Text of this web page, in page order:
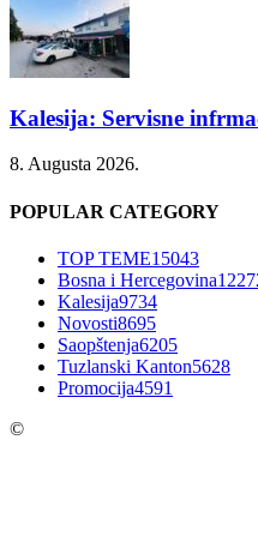
Kalesija: Servisne
8. Augusta 2026.
POPULAR CATEGORY
TOP TEME15043
Bosna i Hercegovina
Kalesija9734
Novosti8695
Saopštenja6205
Tuzlanski Kanton5628
Promocija4591
©